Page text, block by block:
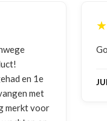
en 1e
met
merkt voor